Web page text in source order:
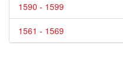
1590 - 1599
1561 - 1569